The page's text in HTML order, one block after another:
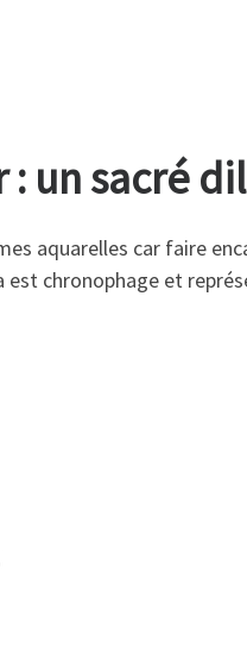
: un sacré
aquarelles car faire
chronophage et